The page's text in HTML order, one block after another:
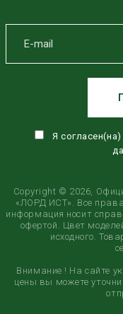
Я
Copyright © 2026,
«ЛОРД ИСТ». Все
информация носит
офертой. Цвет
исходного.
Внимание ! На сайте
цены вы можете